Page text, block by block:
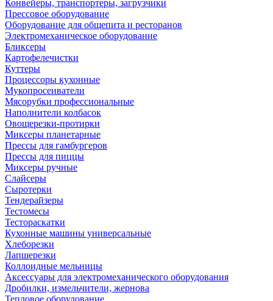
Конвейеры, транспортеры, загрузчики
Прессовое оборудование
Оборудование для общепита и ресторанов
Электромеханическое оборудование
Бликсеры
Картофелечистки
Куттеры
Процессоры кухонные
Мукопросеиватели
Мясорубки профессиональные
Наполнители колбасок
Овощерезки-протирки
Миксеры планетарные
Прессы для гамбургеров
Прессы для пиццы
Миксеры ручные
Слайсеры
Сыротерки
Тендерайзеры
Тестомесы
Тестораскатки
Кухонные машины универсальные
Хлеборезки
Лапшерезки
Коллоидные мельницы
Аксессуары для электромеханического оборудования
Дробилки, измельчители, жернова
Тепловое оборудование